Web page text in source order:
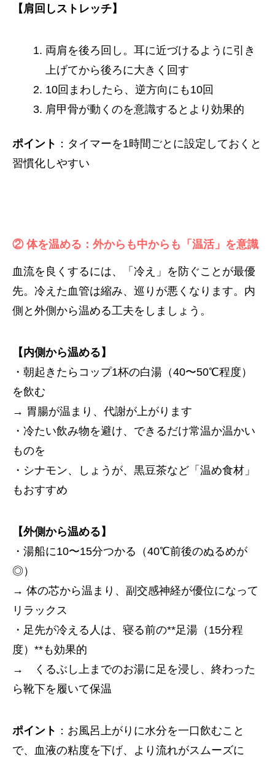
【肩回しストレッチ】
両肩を後ろ回し。耳に近づけるように引き
上げてから後ろに大きく回す
10回まわしたら、逆方向にも10回
肩甲骨が動くのを意識するとより効果的
ポイント ：タイマーを1時間ごとに設定しておくと
習慣化しやすい
② 体を温める：外からも中からも「温活」を意識
血流を良くするには、「冷え」を防ぐことが最優
先。冷えた血管は縮み、巡りが悪くなります。内
側と外側から温める工夫をしましょう。
【内側から温める】
・朝起きたらコップ1杯の白湯（40〜50℃程度）
を飲む
→ 胃腸が温まり、代謝が上がります
・冷たい飲み物を避け、できるだけ常温か温かい
ものを
・シナモン、しょうが、黒豆茶など「温め食材」
もおすすめ
【外側から温める】
・湯船に10〜15分つかる（40℃前後のぬるめが
◎）
→ 体の芯から温まり、副交感神経が優位になって
リラックス
・足先が冷える人は、寝る前の**足湯（15分程
度）**も効果的
→ くるぶし上までのお湯に足を浸し、終わった
ら靴下を履いて保温
ポイント ：お風呂上がりに水分を一口飲むこと
で、血液の粘度を下げ、より流れがスムーズに